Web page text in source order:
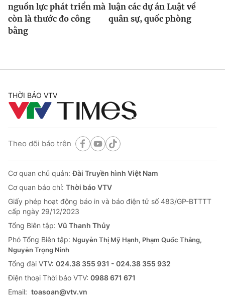
nguồn lực phát triển mà
còn là thước đo công
bằng
luận các dự án Luật về
quân sự, quốc phòng
THỜI BÁO VTV
Theo dõi báo trên
Cơ quan chủ quản:Đài Truyền hình Việt Nam
Cơ quan báo chí: Thời báo VTV
Giấy phép hoạt động báo in và báo điện tử số 483/GP-BTTTT
cấp ngày 29/12/2023
Tổng Biên tập: Vũ Thanh Thủy
Phó Tổng Biên tập: Nguyễn Thị Mỹ Hạnh, Phạm Quốc Thắng,
Nguyễn Trọng Ninh
Tổng đài VTV: 024.38 355 931 - 024.38 355 932
Ðiện thoại Thời báo VTV: 0988 671 671
Email: toasoan@vtv.vn